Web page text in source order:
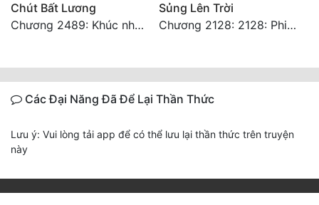
Chút Bất Lương
Chương 2489: Khúc nhạc dạo: Cuộc so đấu vô sỉ (Hoàn)
Sủng Lên Trời
Chương 2128: 2128: Phiên Ngoại 10 Tô Cổ - Tiểu Hồng - Kết Thúc
Các Đại Năng Đã Để Lại Thần Thức
Lưu ý: Vui lòng tải app để có thể lưu lại thần thức trên truyện
này